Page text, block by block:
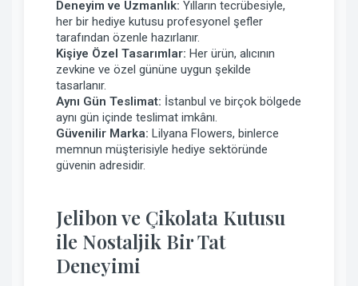
Deneyim ve Uzmanlık: Yılların tecrübesiyle,
her bir hediye kutusu profesyonel şefler
tarafından özenle hazırlanır.
Kişiye Özel Tasarımlar: Her ürün, alıcının
zevkine ve özel gününe uygun şekilde
tasarlanır.
Aynı Gün Teslimat: İstanbul ve birçok bölgede
aynı gün içinde teslimat imkânı.
Güvenilir Marka: Lilyana Flowers, binlerce
memnun müşterisiyle hediye sektöründe
güvenin adresidir.
Jelibon ve Çikolata Kutusu
ile Nostaljik Bir Tat
Deneyimi